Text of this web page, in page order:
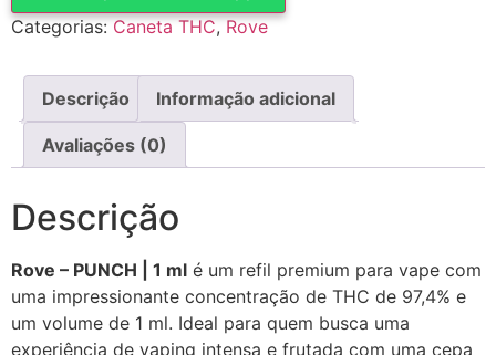
Categorias:Caneta THC,Rove
Descrição Informação adicional
Avaliações (0)
Descrição
Rove – PUNCH | 1 ml é um refil premium para vape com
uma impressionante concentração de THC de 97,4% e
um volume de 1 ml. Ideal para quem busca uma
experiência de vaping intensa e frutada com uma cepa